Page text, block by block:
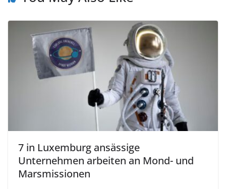
7 in Luxemburg ansässige
Unternehmen arbeiten an Mond- und
Marsmissionen